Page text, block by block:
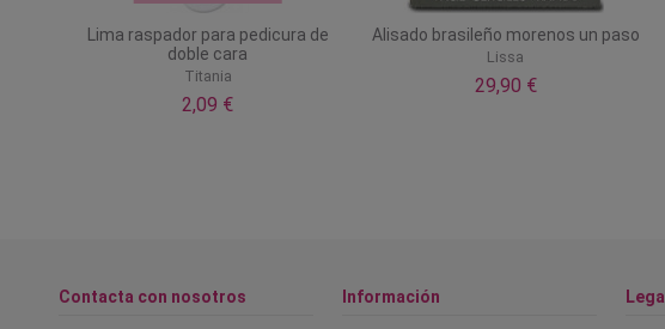
Lima raspador para pedicura de
doble cara
Titania
2,09 €
Alisado brasileño morenos un paso
Lissa
29,90 €
Contacta con nosotros Información Legal